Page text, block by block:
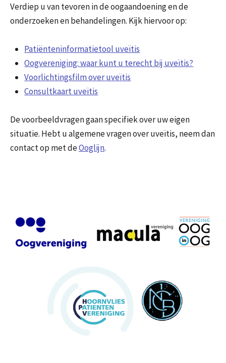
Verdiep u van tevoren in de oogaandoening en de
onderzoeken en behandelingen. Kijk hiervoor op:
Patiënteninformatietool uveïtis
Oogvereniging: waar kunt u terecht bij uveïtis?
Voorlichtingsfilm over uveïtis
Consultkaart uveïtis
De voorbeeldvragen gaan specifiek over uw eigen
situatie. Hebt u algemene vragen over uveïtis, neem dan
contact op met deOoglijn.